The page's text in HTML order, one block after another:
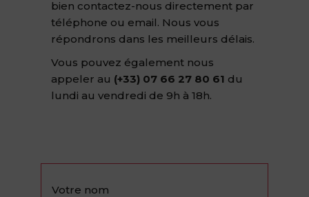
bien contactez-nous directement par
téléphone ou email. Nous vous
répondrons dans les meilleurs délais.
Vous pouvez également nous
appeler au (+33) 07 66 27 80 61 du
lundi au vendredi de 9h à 18h.
Votre nom